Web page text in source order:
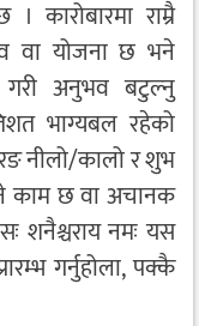
कारोबारमा राम्रै
वा योजना छ भने
गरी अनुभव बटुल्नु
भाग्यबल रहेको
नीलो/कालो र शुभ
काम छ वा अचानक
शनैश्चराय नमः यस
गर्नुहोला, पक्कै